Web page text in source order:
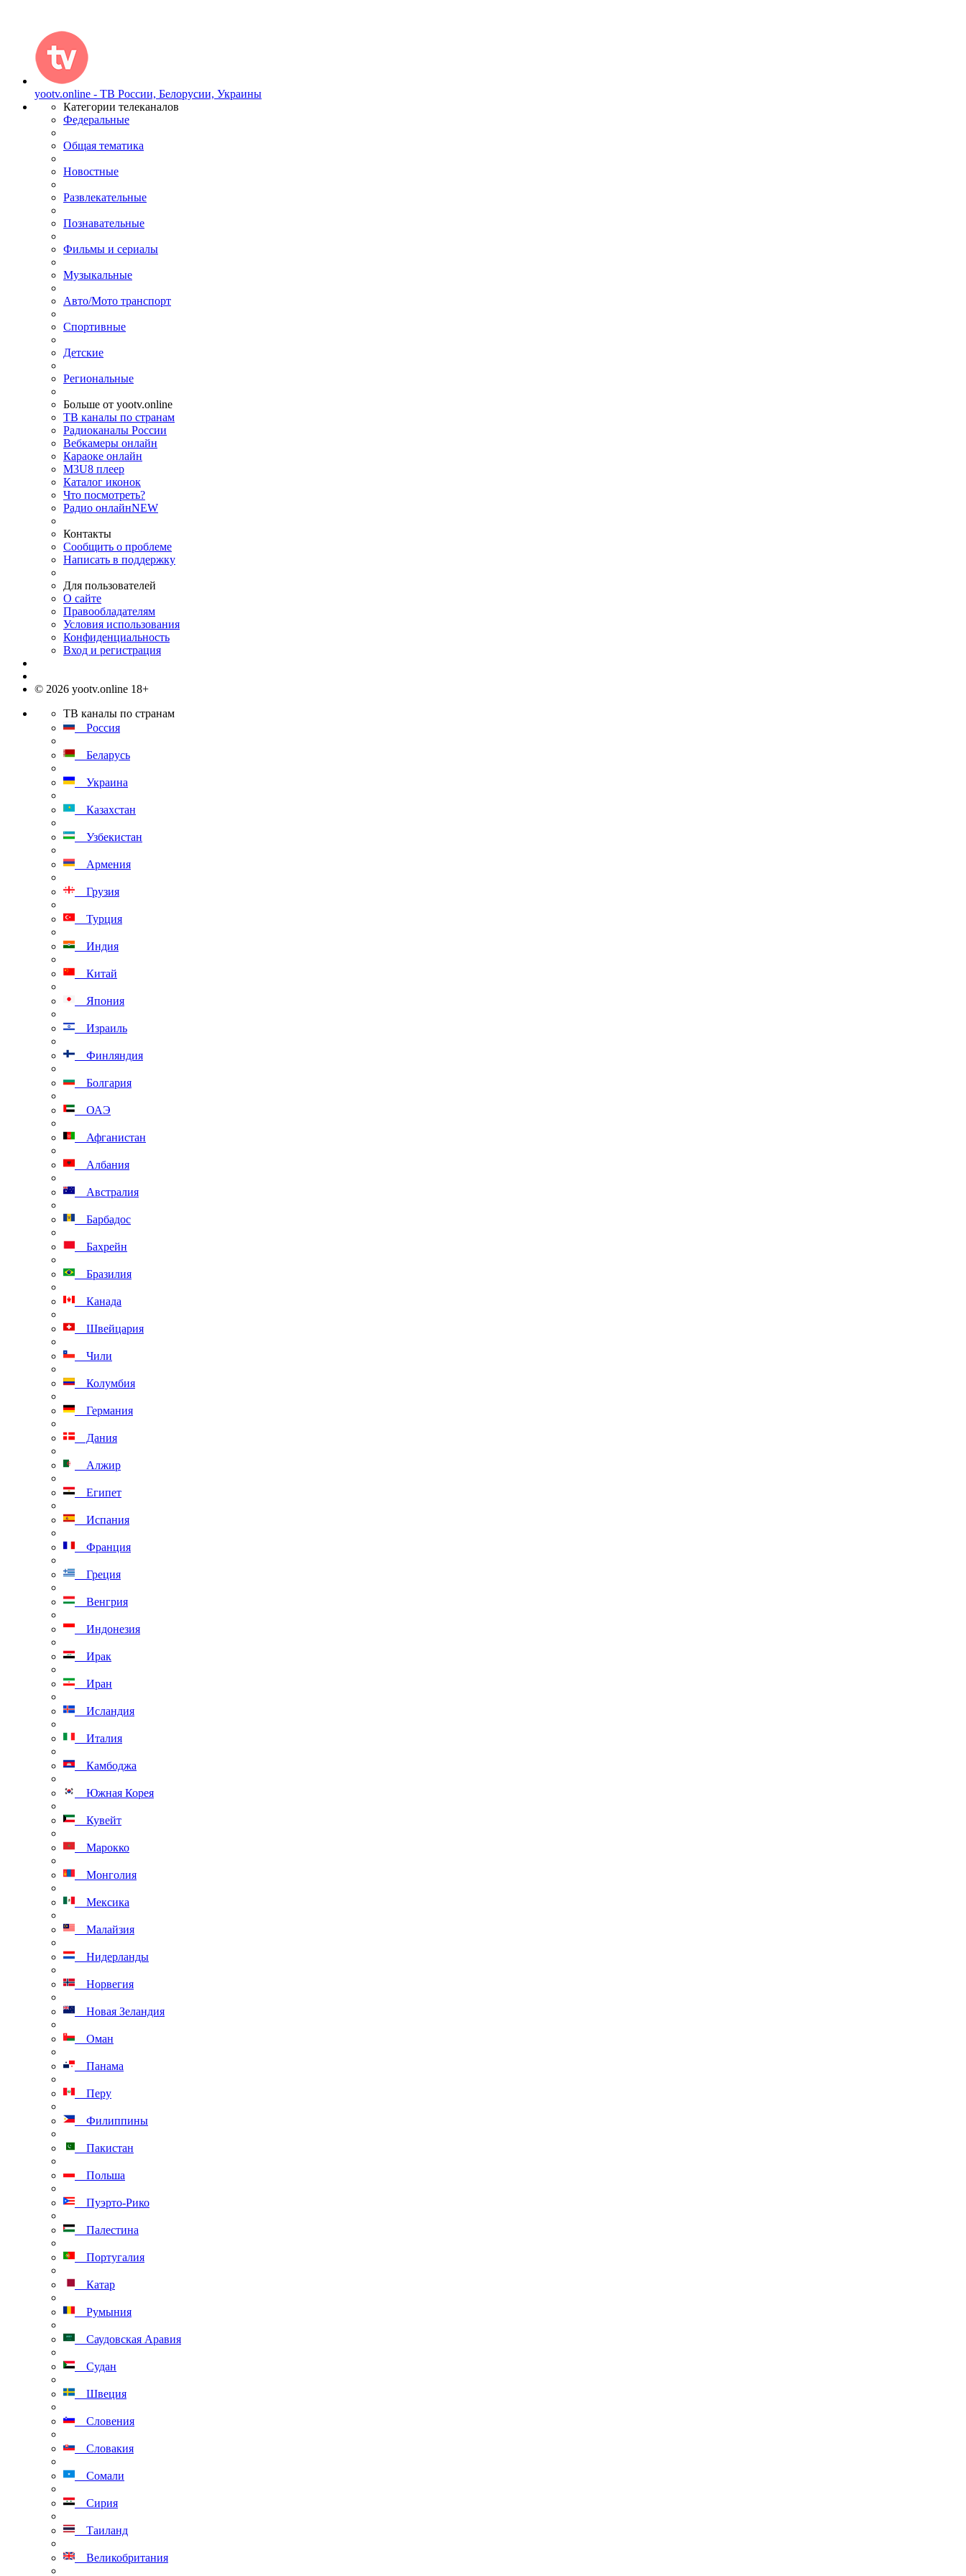
yootv.online - ТВ России, Белорусии, Украины
Категории телеканалов
Федеральные
Общая тематика
Новостные
Развлекательные
Познавательные
Фильмы и сериалы
Музыкальные
Авто/Мото транспорт
Спортивные
Детские
Региональные
Больше от yootv.online
ТВ каналы по странам
Радиоканалы России
Вебкамеры онлайн
Караоке онлайн
M3U8 плеер
Каталог иконок
Что посмотреть?
Радио онлайнNEW
Контакты
Сообщить о проблеме
Написать в поддержку
Для пользователей
О сайте
Правообладателям
Условия использования
Конфиденциальность
Вход и регистрация
© 2026 yootv.online 18+
ТВ каналы по странам
Россия
Беларусь
Украина
Казахстан
Узбекистан
Армения
Грузия
Турция
Индия
Китай
Япония
Израиль
Финляндия
Болгария
ОАЭ
Афганистан
Албания
Австралия
Барбадос
Бахрейн
Бразилия
Канада
Швейцария
Чили
Колумбия
Германия
Дания
Алжир
Египет
Испания
Франция
Греция
Венгрия
Индонезия
Ирак
Иран
Исландия
Италия
Камбоджа
Южная Корея
Кувейт
Марокко
Монголия
Мексика
Малайзия
Нидерланды
Норвегия
Новая Зеландия
Оман
Панама
Перу
Филиппины
Пакистан
Польша
Пуэрто-Рико
Палестина
Португалия
Катар
Румыния
Саудовская Аравия
Судан
Швеция
Словения
Словакия
Сомали
Сирия
Таиланд
Великобритания